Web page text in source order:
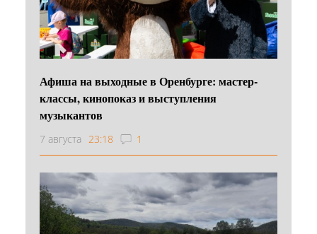
Афиша на выходные в Оренбурге: мастер-
классы, кинопоказ и выступления
музыкантов
7 августа 23:18 1